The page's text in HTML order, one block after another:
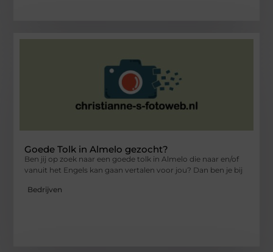
Goede Tolk in Almelo gezocht?
Ben jij op zoek naar een goede tolk in Almelo die naar en/of
vanuit het Engels kan gaan vertalen voor jou? Dan ben je bij
Bedrijven